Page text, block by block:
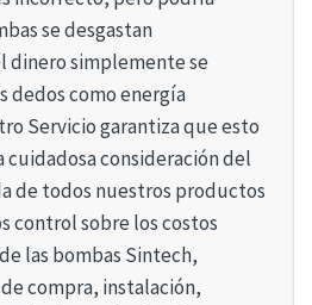
se desgastan
dinero simplemente se
dedos como energía
Servicio garantiza que esto
cuidadosa consideración del
de todos nuestros productos
control sobre los costos
las bombas Sintech,
compra, instalación,